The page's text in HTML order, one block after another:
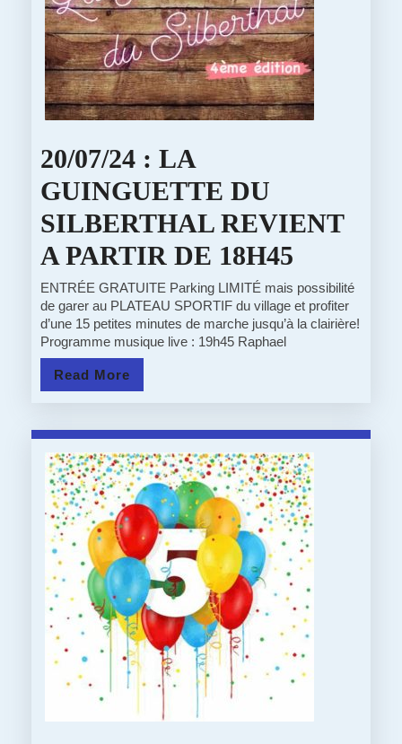
20/07/24 : LA
GUINGUETTE DU
SILBERTHAL REVIENT
A PARTIR DE 18H45
:
LA
A
PARTIR
DE
18H45
ENTRÉE GRATUITE Parking LIMITÉ mais possibilité
de garer au PLATEAU SPORTIF du village et profiter
d’une 15 petites minutes de marche jusqu’à la clairière!
Programme musique live : 19h45 Raphael
Read More
More